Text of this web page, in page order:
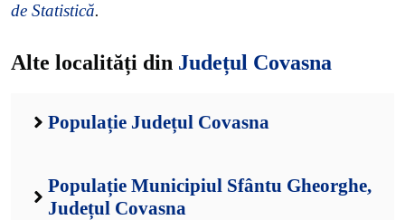
de Statistică.
Alte localități din Județul Covasna
Populație Județul Covasna
Populație Municipiul Sfântu Gheorghe,
Județul Covasna